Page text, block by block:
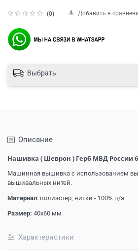
(0) Добавить в
Выбрать
Описание
Нашивка ( Шеврон ) Герб МВД России
Машинная вышивка с использованием
вышивальных нитей.
Материал: полиэстер, нитки - 100% п/э
Размер: 40х60 мм
Характеристики